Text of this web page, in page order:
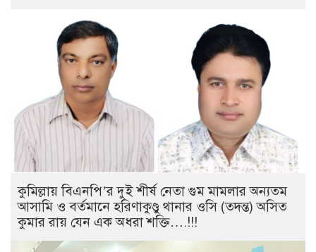
কুমিল্লায় বিএনপি’র দুই শীর্ষ নেতা গুম মামলার অন্যতম
আসামি ও বর্তমানে হরিণাকুণ্ডু থানার ওসি (তদন্ত) অসিত
কুমার রায় যেন এক অধরা শক্তি….!!!